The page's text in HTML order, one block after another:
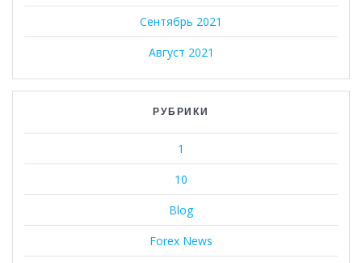
Сентябрь 2021
Август 2021
РУБРИКИ
1
10
Blog
Forex News